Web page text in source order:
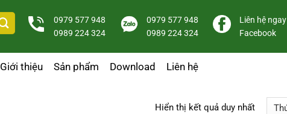
0979 577 948
0989 224 324
0979 577 948
0989 224 324
Liên hệ ngay
Facebook
Giới thiệu Sản phẩm Download Liên hệ
Hiển thị kết quả duy nhất